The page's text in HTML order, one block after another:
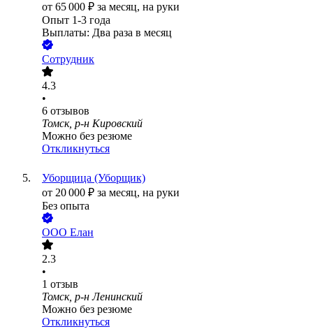
от 65 000 ₽ за месяц, на руки
Опыт 1-3 года
Выплаты: Два раза в месяц
Сотрудник
4.3
•
6 отзывов
Томск, р-н Кировский
Можно без резюме
Откликнуться
Уборщица (Уборщик)
от 20 000 ₽ за месяц, на руки
Без опыта
ООО Елан
2.3
•
1 отзыв
Томск, р-н Ленинский
Можно без резюме
Откликнуться